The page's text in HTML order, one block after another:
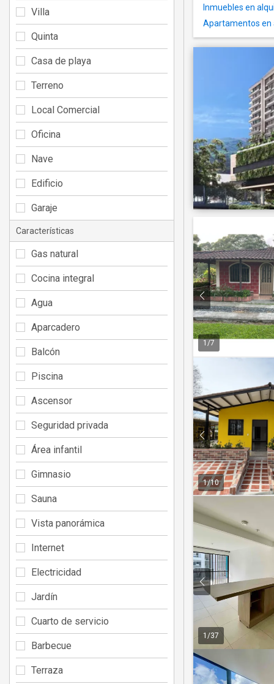
Inmuebles en
Apartamentos en
1 /7
1/10
1 /37
Villa
Quinta
Casa de playa
Terreno
Local Comercial
Oficina
Nave
Edificio
Garaje
Características
Gas natural
Cocina integral
Agua
Aparcadero
Balcón
Piscina
Ascensor
Seguridad privada
Área infantil
Gimnasio
Sauna
Vista panorámica
Internet
Electricidad
Jardín
Cuarto de servicio
Barbecue
Terraza